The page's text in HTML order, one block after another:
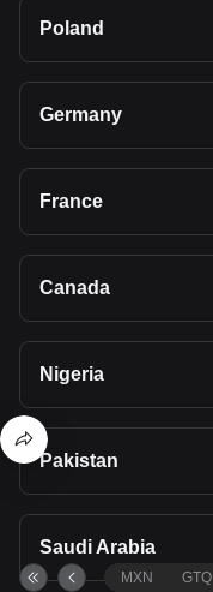
Poland
Germany
France
Canada
Nigeria
Pakistan
Saudi Arabia
MXN GTQ